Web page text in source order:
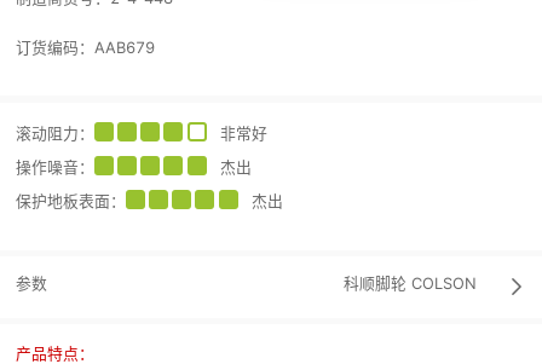
订货编码： AAB679
滚动阻力 ：
非常好
操作噪音 ：
杰出
保护地板表面 ： 杰出
参数 科顺脚轮 COLSON 
产品特点：